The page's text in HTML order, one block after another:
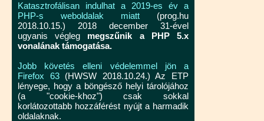
Katasztrofálisan indulhat a 2019-es év a
PHP-s weboldalak miatt (prog.hu
2018.10.15.) 2018 december 31-ével
ugyanis végleg megszűnik a PHP 5.x
vonalának támogatása.
Jobb követés elleni védelemmel jön a
Firefox 63(HWSW 2018.10.24.) Az ETP
lényege, hogy a böngésző helyi tárolójához
(a "cookie-khoz") csak sokkal
korlátozottabb hozzáférést nyújt a harmadik
oldalaknak.